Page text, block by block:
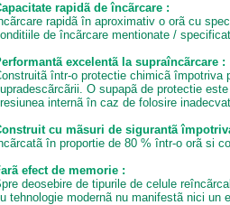
rapidãde încãrcare :
rapidã în aproximativ o orã cu
de încãrcare mentionate /
ãexcelentãla supraîncãrcare :
într-o protectie chimicã împotriva
O supapã de protectie
internã în caz de folosire
cu mãsuri de sigurantã
în proportie de 80 % într-o orã si
ãefect de memorie :
deosebire de tipurile de celule
tehnologie modernã nu manifestã nici un